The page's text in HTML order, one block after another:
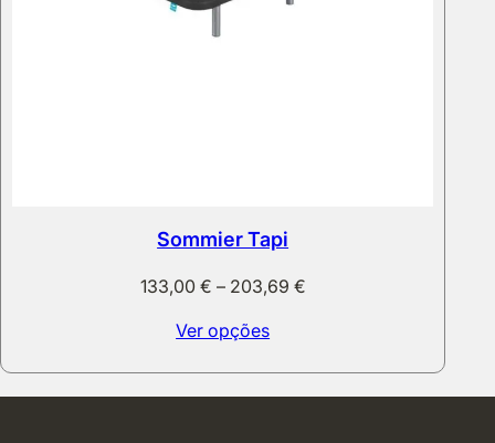
Sommier Tapi
133,00 € – 203,69 €Price
Ver opções